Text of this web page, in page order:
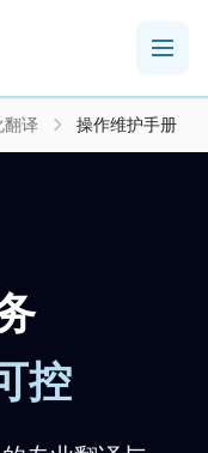
翻译 操作维护手册
控